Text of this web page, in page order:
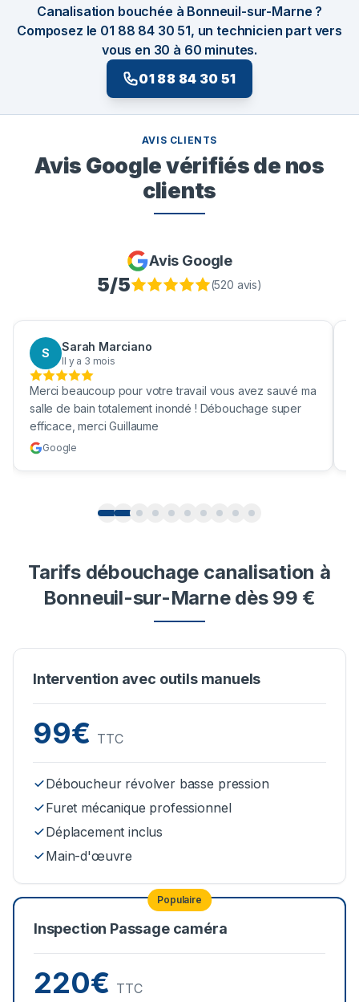
Canalisation bouchée à Bonneuil-sur-Marne ?
Composez le 01 88 84 30 51, un technicien part vers
vous en 30 à 60 minutes.
01 88 84 30 51
AVIS CLIENTS
Avis Google vérifiés de nos
clients
Avis Google
5/5 (520 avis)
S Sarah Marciano
Il y a 3 mois
Merci beaucoup pour votre travail vous avez sauvé ma
salle de bain totalement inondé ! Débouchage super
efficace, merci Guillaume
Google
Tarifs débouchage canalisation à
Bonneuil-sur-Marne dès 99 €
Intervention avec outils manuels
99€ TTC
Déboucheur révolver basse pression
Furet mécanique professionnel
Déplacement inclus
Main-d'œuvre
Populaire
Inspection Passage caméra
220€ TTC